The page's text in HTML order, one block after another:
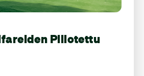
Piilotettu